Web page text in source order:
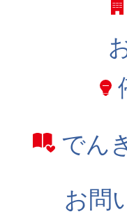
でん
お問